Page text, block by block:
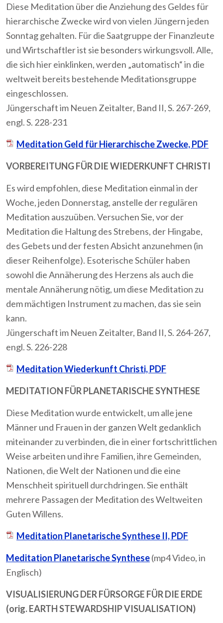
Diese Meditation über die Anziehung des Geldes für
hierarchische Zwecke wird von vielen Jüngern jeden
Sonntag gehalten. Für die Saatgruppe der Finanzleute
und Wirtschaftler ist sie besonders wirkungsvoll. Alle,
die sich hier einklinken, werden „automatisch“ in die
weltweit bereits bestehende Meditationsgruppe
eingeschlossen.
Jüngerschaft im Neuen Zeitalter, Band II, S. 267-269,
engl. S. 228-231
Meditation Geld für Hierarchische Zwecke, PDF
VORBEREITUNG FÜR DIE WIEDERKUNFT CHRISTI
Es wird empfohlen, diese Meditation einmal in der
Woche, jeden Donnerstag, anstelle der regulären
Meditation auszuüben. Versuchen Sie, vor der
Meditation die Haltung des Strebens, der Hingabe,
des Gebets und der festen Absicht anzunehmen (in
dieser Reihenfolge). Esoterische Schüler haben
sowohl die Annäherung des Herzens als auch die
mentale Annäherung nötig, um diese Meditation zu
dem mächtigen Instrument zu machen, das sie sein
kann.
Jüngerschaft im Neuen Zeitalter, Band II, S. 264-267,
engl. S. 226-228
Meditation Wiederkunft Christi, PDF
MEDITATION FÜR PLANETARISCHE SYNTHESE
Diese Meditation wurde entwickelt, um alle jene
Männer und Frauen in der ganzen Welt gedanklich
miteinander zu verbinden, die in einer fortschrittlichen
Weise arbeiten und ihre Familien, ihre Gemeinden,
Nationen, die Welt der Nationen und die eine
Menschheit spirituell durchdringen. Sie enthält
mehrere Passagen der Meditation des Weltweiten
Guten Willens.
Meditation Planetarische Synthese II, PDF
Meditation Planetarische Synthese(mp4 Video, in
Englisch)
VISUALISIERUNG DER FÜRSORGE FÜR DIE ERDE
(orig. EARTH STEWARDSHIP VISUALISATION)